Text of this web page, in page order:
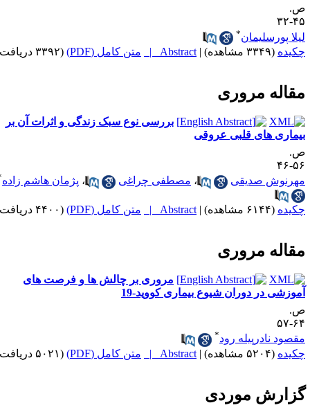
۳۲
پورسلیمان *
(۳۳۴۹ مشاهده) |
Abstract | متن کامل (PDF) (۳۳۹۲ دریافت)
مروری
بررسی نوع سبک زندگی و اثرات آن بر
های قلبی عروقی
۴۶
صدیقی
،مصطفی چراغی ،پژمان هاشم زاده
(۶۱۴۴ مشاهده) |
Abstract | متن کامل (PDF) (۴۴۰۰ دریافت)
مروری
مروری بر چالش ها و فرصت های
در دوران شیوع بیماری کووید-19
۵۷
نادرپیله رود
(۵۲۰۴ مشاهده) |
Abstract | متن کامل (PDF) (۵۰۲۱ دریافت)
موردی